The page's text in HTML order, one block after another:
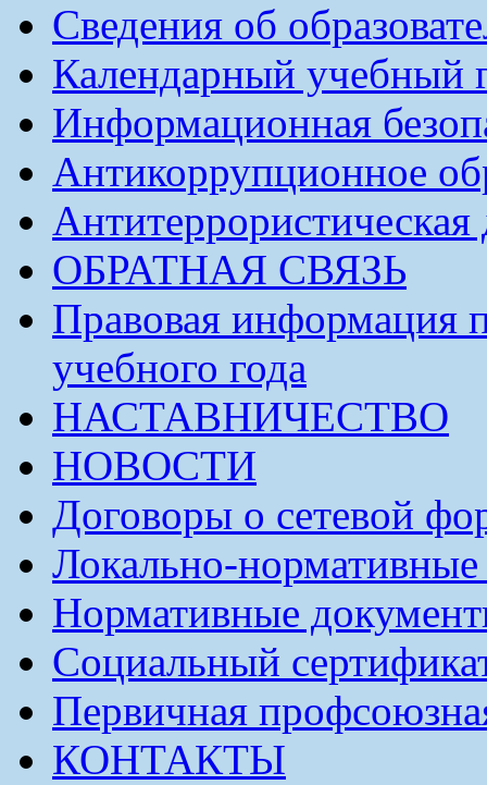
Сведения об
Календарный учебный
Информационная
Антикоррупционное
Антитеррористическая
ОБРАТНАЯ СВЯЗЬ
Правовая информация
учебного года
НАСТАВНИЧЕСТВО
НОВОСТИ
Договоры о сетевой
Локально-
Нормативные
Социальный
Первичная
КОНТАКТЫ